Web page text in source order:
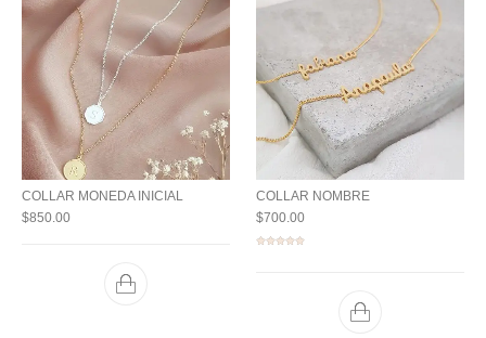
COLLAR MONEDA INICIAL
$850.00
COLLAR NOMBRE
$700.00